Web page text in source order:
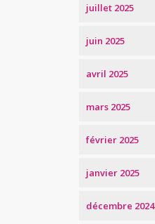
juillet 2025
juin 2025
avril 2025
mars 2025
février 2025
janvier 2025
décembre 2024